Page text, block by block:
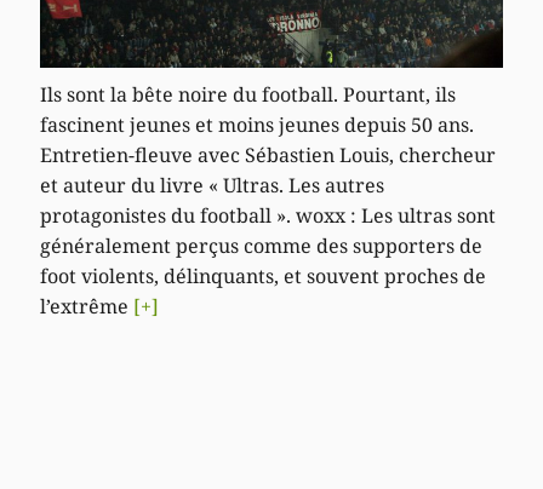
Ils sont la bête noire du football. Pourtant, ils
fascinent jeunes et moins jeunes depuis 50 ans.
Entretien-fleuve avec Sébastien Louis, chercheur
et auteur du livre « Ultras. Les autres
protagonistes du football ». woxx : Les ultras sont
généralement perçus comme des supporters de
foot violents, délinquants, et souvent proches de
l’extrême [+]